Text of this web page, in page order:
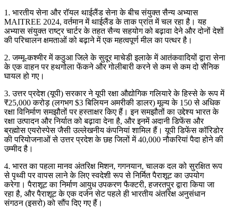
1. भारतीय सेना और रॉयल थाईलैंड सेना के बीच संयुक्त सैन्य अभ्यास
MAITREE 2024, वर्तमान में थाईलैंड के ताक प्रांत में चल रहा है। यह
अभ्यास संयुक्त राष्ट्र चार्टर के तहत सैन्य सहयोग को बढ़ावा देने और दोनों देशों
की परिचालन क्षमताओं को बढ़ाने में एक महत्वपूर्ण मील का पत्थर है।
2. जम्मू-कश्मीर में कठुआ जिले के सुदूर माचेडी इलाके में आतंकवादियों द्वारा सेना
के एक वाहन पर हथगोला फेंकने और गोलीबारी करने से कम से कम दो सैनिक
घायल हो गए।
3. उत्तर प्रदेश (यूपी) सरकार ने यूपी रक्षा औद्योगिक गलियारे के हिस्से के रूप में
₹25,000 करोड़ (लगभग $3 बिलियन अमरीकी डालर) मूल्य के 150 से अधिक
रक्षा विनिर्माण समझौतों पर हस्ताक्षर किए हैं। इन समझौतों का उद्देश्य भारत के
रक्षा उत्पादन और निर्यात को बढ़ावा देना है, और इनमें अदानी डिफेंस और
ब्रह्मोस एयरोस्पेस जैसी उल्लेखनीय कंपनियां शामिल हैं। यूपी डिफेंस कॉरिडोर
की परियोजनाओं से उत्तर प्रदेश के छह जिलों में 40,000 नौकरियां पैदा होने की
उम्मीद है।
4. भारत का पहला मानव अंतरिक्ष मिशन, गगनयान, चालक दल को सुरक्षित रूप
से पृथ्वी पर वापस लाने के लिए स्वदेशी रूप से निर्मित पैराशूट का उपयोग
करेगा। पैराशूट का निर्माण आयुध उपकरण फैक्टरी, हजरतपुर द्वारा किया जा
रहा है, और पैराशूट के एक दर्जन सेट पहले ही भारतीय अंतरिक्ष अनुसंधान
संगठन (इसरो) को सौंप दिए गए हैं।